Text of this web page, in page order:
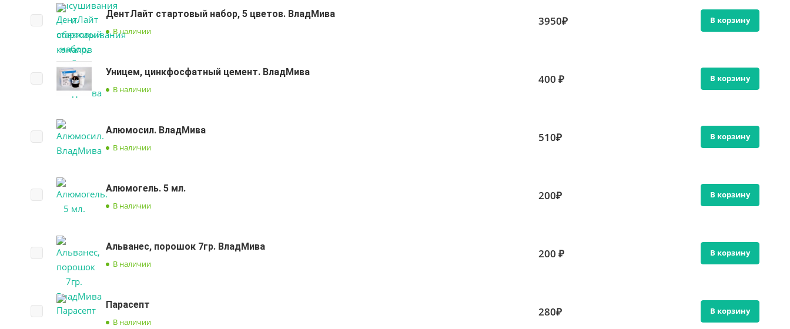
ДентЛайт стартовый набор, 5 цветов. ВладМива
В наличии
3950₽ В корзину
Уницем, цинкфосфатный цемент. ВладМива
В наличии
400 ₽ В корзину
Алюмосил. ВладМива
В наличии
510₽ В корзину
Алюмогель. 5 мл.
В наличии
200₽ В корзину
Альванес, порошок 7гр. ВладМива
В наличии
200 ₽ В корзину
Парасепт
В наличии
280₽ В корзину